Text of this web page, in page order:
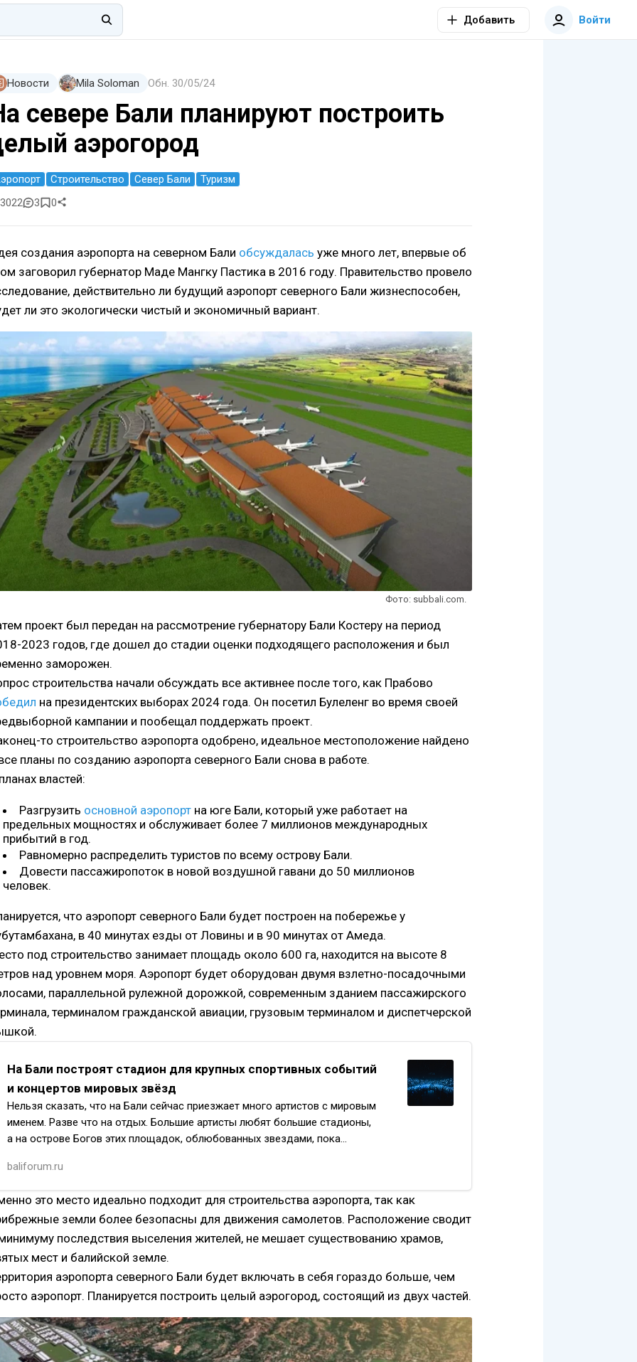
Добавить Войти
Новости Mila Soloman Обн. 30/05/24
севере Бали планируют построить
аэрогород
Строительство Север Бали
Туризм
3022
3 0
создания аэропорта на северном Бали обсуждалась уже много лет, впервые об
заговорил губернатор Маде Мангку Пастика в 2016 году. Правительство провело
действительно ли будущий аэропорт северного Бали жизнеспособен,
ли это экологически чистый и экономичный вариант.
Фото: subbali.com.
проект был передан на рассмотрение губернатору Бали Костеру на период
2023 годов, где дошел до стадии оценки подходящего расположения и был
заморожен.
строительства начали обсуждать все активнее после того, как Прабово
на президентских выборах 2024 года. Он посетил Булеленг во время своей
кампании и пообещал поддержать проект.
то строительство аэропорта одобрено, идеальное местоположение найдено
планы по созданию аэропорта северного Бали снова в работе.
властей:
Разгрузить основной аэропорт на юге Бали, который уже работает на
предельных мощностях и обслуживает более 7 миллионов международных
прибытий в год.
Равномерно распределить туристов по всему острову Бали.
Довести пассажиропоток в новой воздушной гавани до 50 миллионов
человек.
что аэропорт северного Бали будет построен на побережье у
в 40 минутах езды от Ловины и в 90 минутах от Амеда.
под строительство занимает площадь около 600 га, находится на высоте 8
над уровнем моря. Аэропорт будет оборудован двумя взлетно-посадочными
параллельной рулежной дорожкой, современным зданием пассажирского
терминалом гражданской авиации, грузовым терминалом и диспетчерской
На Бали построят стадион для крупных спортивных событий
и концертов мировых звёзд
Нельзя сказать, что на Бали сейчас приезжает много артистов с мировым
именем. Разве что на отдых. Большие артисты любят большие стадионы,
а на острове Богов этих площадок, облюбованных звездами, пока…
baliforum.ru
это место идеально подходит для строительства аэропорта, так как
земли более безопасны для движения самолетов. Расположение сводит
последствия выселения жителей, не мешает существованию храмов,
мест и балийской земле.
аэропорта северного Бали будет включать в себя гораздо больше, чем
аэропорт. Планируется построить целый аэрогород, состоящий из двух частей.